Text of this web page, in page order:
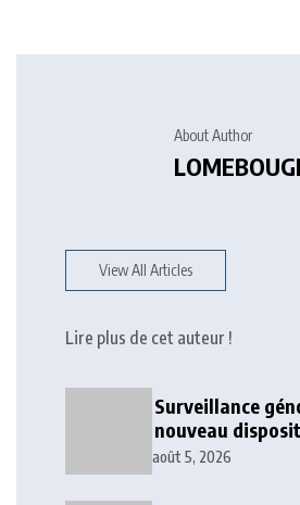
About Author
View All Articles
Lire plus de cet auteur !
Surveillance
nouveau
renforcer la
août 5, 2026